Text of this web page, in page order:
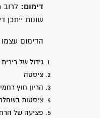
דימום:
שונות
הדימום
גידול של
ציסטה
הריון חוץ רחמי
ציסטות
פציעה של